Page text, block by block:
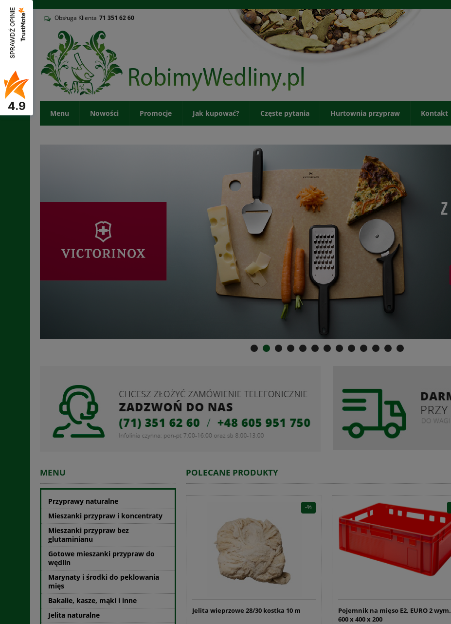
Obsługa Klienta 71 351 62 60
Menu Nowości Promocje Jak kupować? Częste pytania Hurtownia przypraw Kontakt
MENU
Przyprawy naturalne
Mieszanki przypraw i koncentraty
Mieszanki przypraw bez
glutaminianu
Gotowe mieszanki przypraw do
wędlin
Marynaty i środki do peklowania
mięs
Bakalie, kasze, mąki i inne
Jelita naturalne
POLECANE PRODUKTY
Jelita wieprzowe 28/30 kostka 10 m
Pojemnik na mięso E2, EURO 2 wym.
600 x 400 x 200
SPRAWDŹ OPINIE
4.9